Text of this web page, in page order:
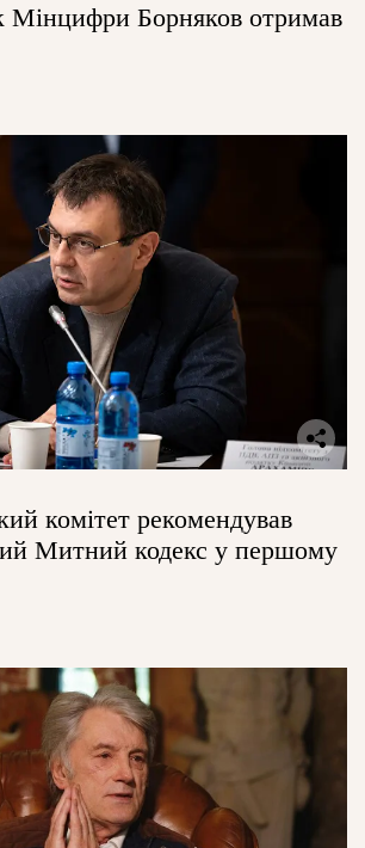
Мінцифри Борняков отримав
комітет рекомендував
Митний кодекс у першому